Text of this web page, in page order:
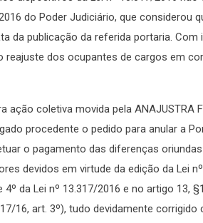
do Poder Judiciário, que considerou
da publicação da referida portaria.
reajuste dos ocupantes de cargos em
ação coletiva movida pela ANAJUSTRA
procedente o pedido para anular a
o pagamento das diferenças
devidos em virtude da edição da Lei
da Lei nº 13.317/2016 e no artigo 13,
16, art. 3º), tudo devidamente